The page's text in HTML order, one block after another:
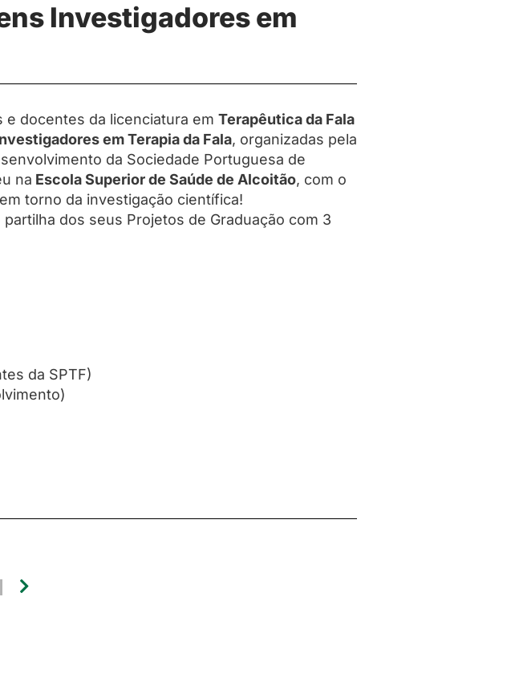
Investigadores em
docentes da licenciatura em Terapêutica da Fala
em Terapia da Fala, organizadas pela
da Sociedade Portuguesa de
na Escola Superior de Saúde de Alcoitão, com o
torno da investigação científica!
dos seus Projetos de Graduação com 3
da SPTF)